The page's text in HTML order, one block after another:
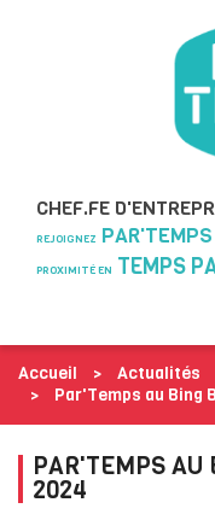
CHEF.FE
REJOIGNEZ
PROXIMITÉ EN TEMPS
Accueil
Actualités
Par'Temps au Bing
PAR'TEMPS AU
2024